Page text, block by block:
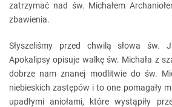
zatrzymać nad św. Michałem
zbawienia.
Słyszeliśmy przed chwilą słowa św.
Apokalipsy opisuje walkę św. Michała z
dobrze nam znanej modlitwie do św.
niebieskich zastępów i to one pomagały
upadłymi aniołami, które wystąpiły